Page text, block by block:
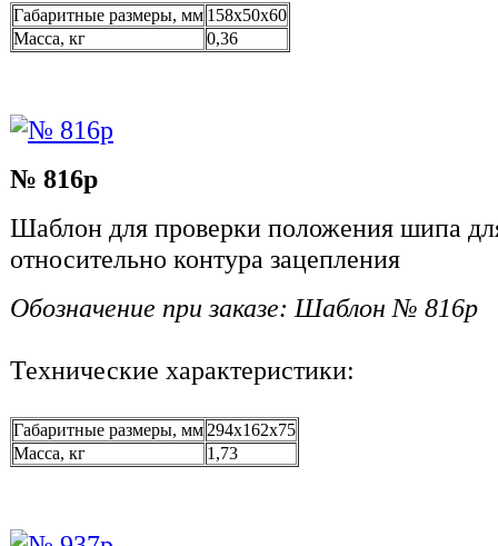
Габаритные размеры, мм 158x50x60
Масса, кг
0,36
№ 816р
Шаблон для проверки положения шипа
относительно контура зацепления
Обозначение при заказе: Шаблон № 816р
Технические характеристики:
Габаритные размеры, мм 294x162x75
Масса, кг
1,73